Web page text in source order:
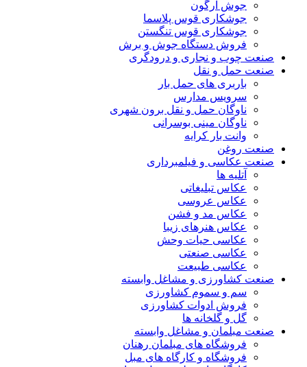
جوش آرگون
جوشکاری قوس پلاسما
جوشکاری قوس تنگستن
فروش دستگاه جوش و برش
صنعت چوب و نجاری و درودگری
صنعت حمل و نقل
باربری های حمل بار
سرویس مدارس
ناوگان حمل و نقل برون شهری
ناوگان مینی بوسرانی
وانت بار کرایه
صنعت روغن
صنعت عکاسی و فیلمبرداری
آتلیه ها
عکاس تبلیغاتی
عکاس عروسی
عکاس مد و فشن
عکاس هنرهای زیبا
عکاسی حیات وحش
عکاسی صنعتی
عکاسی طبیعت
صنعت کشاورزی و مشاغل وابسته
سم و سموم کشاورزی
فروش ادوات کشاورزی
گل و گلخانه ها
صنعت مبلمان و مشاغل وابسته
فروشگاه های مبلمان رهنان
فروشگاه و کارگاه های مبل